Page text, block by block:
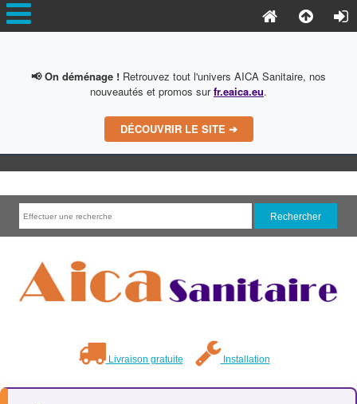
📢 On déménage ! Retrouvez tout l'univers AICA Sanitaire, nos
nouveautés et promos surfr.eaica.eu.
DÉCOUVRIR LE SITE ➔
Livraison gratuite Installation